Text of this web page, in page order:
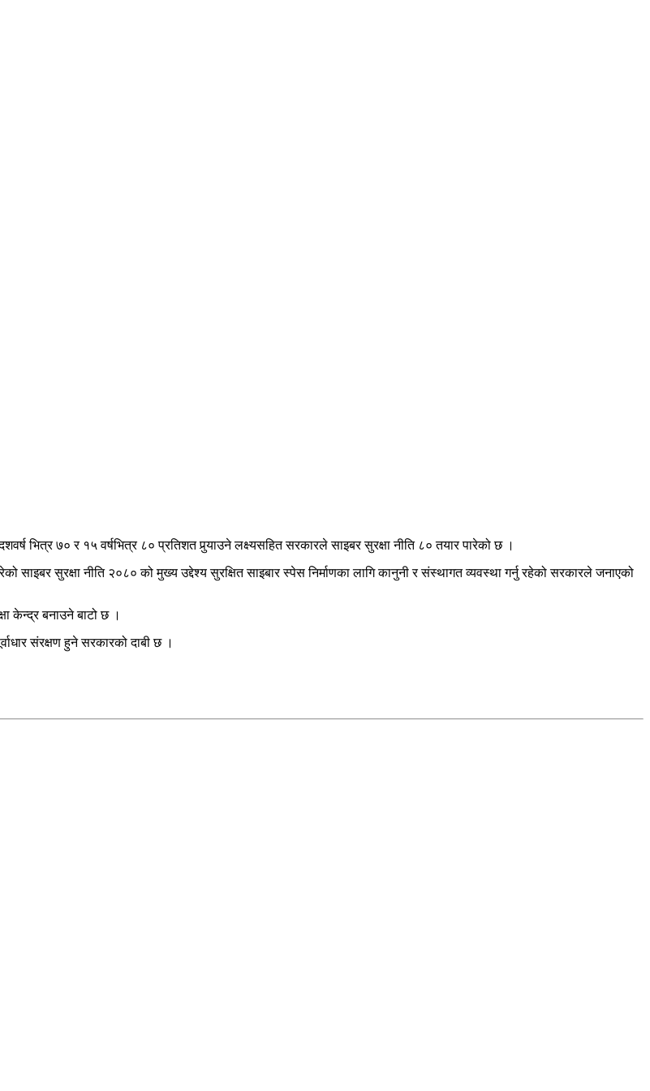
भित्र ७० र १५ वर्षभित्र ८० प्रतिशत पुर्‍याउने लक्ष्यसहित सरकारले साइबर सुरक्षा नीति ८० तयार पारेको छ ।
साइबर सुरक्षा नीति २०८० को मुख्य उद्देश्य सुरक्षित साइबार स्पेस निर्माणका लागि कानुनी र संस्थागत व्यवस्था गर्नु रहेको सरकारले जनाएको
केन्द्र बनाउने बाटो छ ।
संरक्षण हुने सरकारको दाबी छ ।